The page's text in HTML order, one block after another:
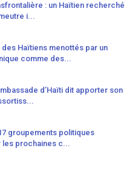
: un Haïtien recherché
i...
des Haïtiens menottés par un
comme des...
d’Haïti dit apporter son
groupements politiques
prochaines c...